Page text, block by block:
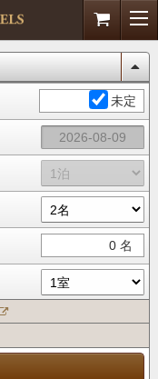
未定
0 名